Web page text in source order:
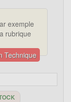
exemple
rubrique
Technique